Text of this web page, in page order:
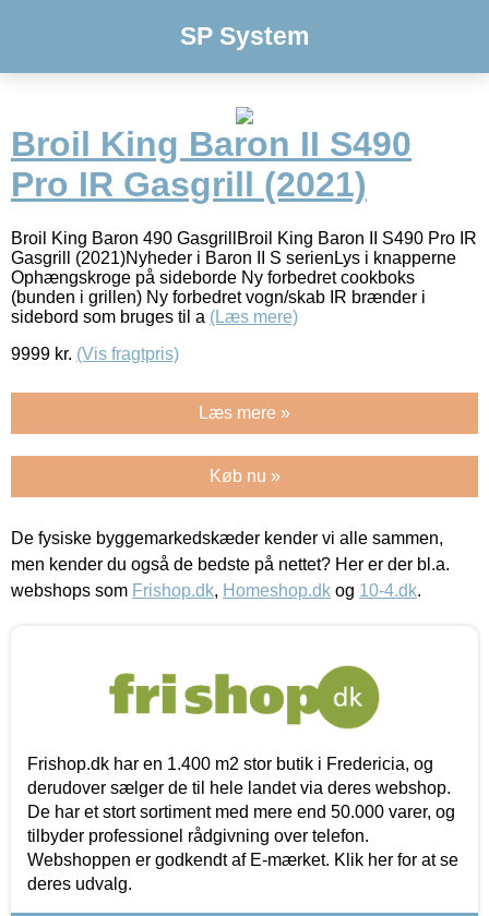
SP System
Broil King Baron II S490
Pro IR Gasgrill (2021)
Broil King Baron 490 GasgrillBroil King Baron II S490 Pro IR
Gasgrill (2021)Nyheder i Baron II S serienLys i knapperne
Ophængskroge på sideborde Ny forbedret cookboks
(bunden i grillen) Ny forbedret vogn/skab IR brænder i
sidebord som bruges til a (Læs mere)
9999 kr. (Vis fragtpris)
Læs mere »
Køb nu »
De fysiske byggemarkedskæder kender vi alle sammen,
men kender du også de bedste på nettet? Her er der bl.a.
webshops som Frishop.dk, Homeshop.dk og 10-4.dk.
Frishop.dk har en 1.400 m2 stor butik i Fredericia, og
derudover sælger de til hele landet via deres webshop.
De har et stort sortiment med mere end 50.000 varer, og
tilbyder professionel rådgivning over telefon.
Webshoppen er godkendt af E-mærket. Klik her for at se
deres udvalg.